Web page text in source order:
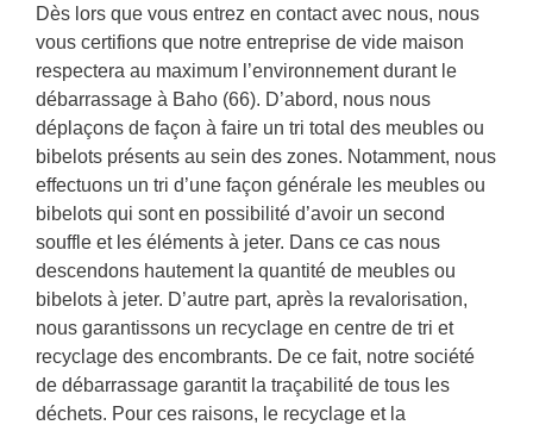
Dès lors que vous entrez en contact avec nous, nous
vous certifions que notre entreprise de vide maison
respectera au maximum l’environnement durant le
débarrassage à Baho (66). D’abord, nous nous
déplaçons de façon à faire un tri total des meubles ou
bibelots présents au sein des zones. Notamment, nous
effectuons un tri d’une façon générale les meubles ou
bibelots qui sont en possibilité d’avoir un second
souffle et les éléments à jeter. Dans ce cas nous
descendons hautement la quantité de meubles ou
bibelots à jeter. D’autre part, après la revalorisation,
nous garantissons un recyclage en centre de tri et
recyclage des encombrants. De ce fait, notre société
de débarrassage garantit la traçabilité de tous les
déchets. Pour ces raisons, le recyclage et la